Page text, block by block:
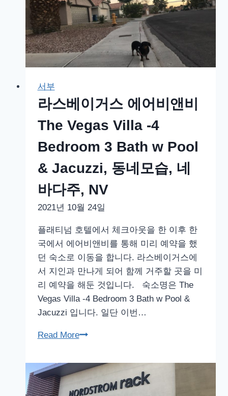
거
스
에
어
The
Villa
-4
3
Bath
w
Pool
&
Jacuzzi,
1
층,
네
바
다
NV
서부
라스베이거스 에어비앤비
The Vegas Villa -4
Bedroom 3 Bath w Pool
& Jacuzzi, 동네모습, 네
바다주, NV
2021년 10월 24일
플래티넘 호텔에서 체크아웃을 한 이후 한
국에서 에어비앤비를 통해 미리 예약을 했
던 숙소로 이동을 합니다. 라스베이거스에
서 지인과 만나게 되어 함께 거주할 곳을 미
리 예약을 해둔 것입니다. 숙소명은 The
Vegas Villa -4 Bedroom 3 Bath w Pool &
Jacuzzi 입니다. 일단 이번…
Read More라
베
이
거